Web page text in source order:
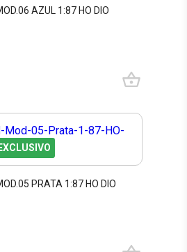
AZUL 1:87 HO DIO
PRATA 1:87 HO DIO